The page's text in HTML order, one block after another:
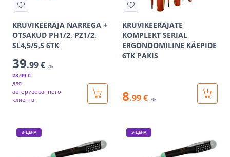
KRUVIKEERAJA NARREGA +
OTSAKUD PH1/2, PZ1/2,
SL4,5/5,5 6TK
39.99 € /tk
23.99 €
для
авторизованного
клиента
KRUVIKEERAJATE
KOMPLEKT SERIAL
ERGONOOMILINE KÄEPIDE
6TK PAKIS
8.99 € /tk
Э-ЦЕНА Э-ЦЕНА